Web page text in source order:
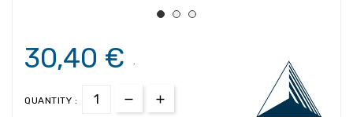
30,40 € .
QUANTITY :